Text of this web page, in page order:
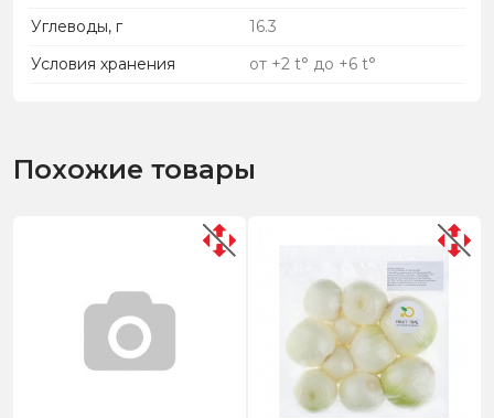
Углеводы, г
16.3
Условия хранения
от +2 t° до +6 t°
Похожие товары